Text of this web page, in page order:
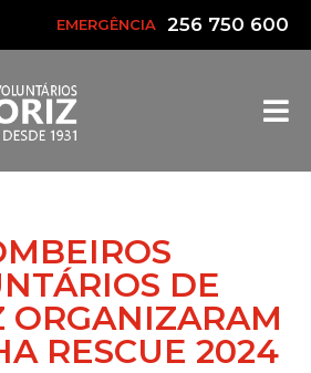
EMERGÊNCIA 256 750 600
DE
ORGANIZARAM
RESCUE 2024